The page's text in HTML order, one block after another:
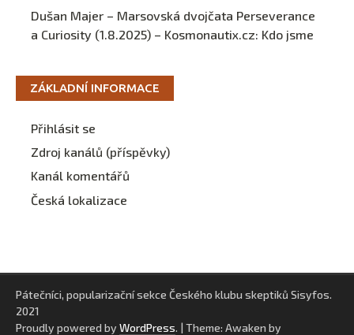
Dušan Majer – Marsovská dvojčata Perseverance
a Curiosity (1.8.2025) – Kosmonautix.cz: Kdo jsme
ZÁKLADNÍ INFORMACE
Přihlásit se
Zdroj kanálů (příspěvky)
Kanál komentářů
Česká lokalizace
Pátečníci, popularizační sekce Českého klubu skeptiků Sisyfos.
2021
Proudly powered by WordPress. | Theme: Awaken by